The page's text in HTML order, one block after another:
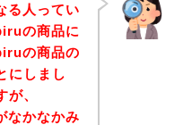
る人ってい
の商品に
の商品の
にしまし
、
なかなかみ